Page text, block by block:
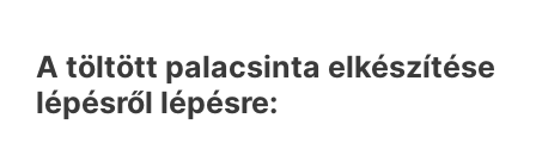
A töltött palacsinta elkészítése
lépésről lépésre: